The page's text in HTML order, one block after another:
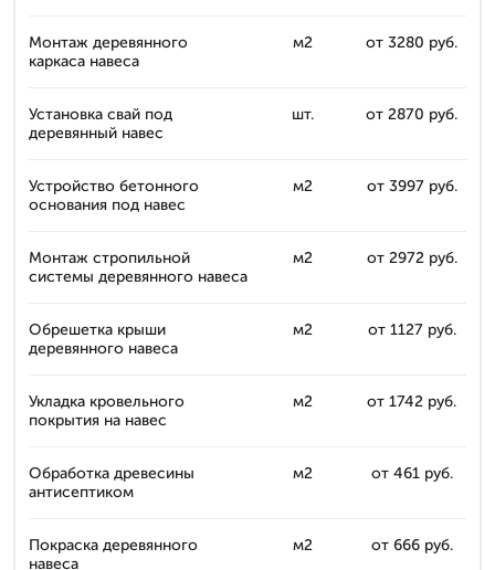
Монтаж деревянного
каркаса навеса
м2 от 3280 руб.
Установка свай под
деревянный навес
шт. от 2870 руб.
Устройство бетонного
основания под навес
м2 от 3997 руб.
Монтаж стропильной
системы деревянного навеса
м2 от 2972 руб.
Обрешетка крыши
деревянного навеса
м2 от 1127 руб.
Укладка кровельного
покрытия на навес
м2 от 1742 руб.
Обработка древесины
антисептиком
м2 от 461 руб.
Покраска деревянного
навеса
м2 от 666 руб.